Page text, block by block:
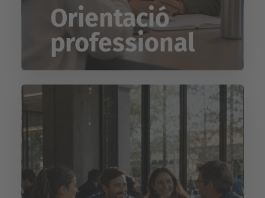
Orientació
professional